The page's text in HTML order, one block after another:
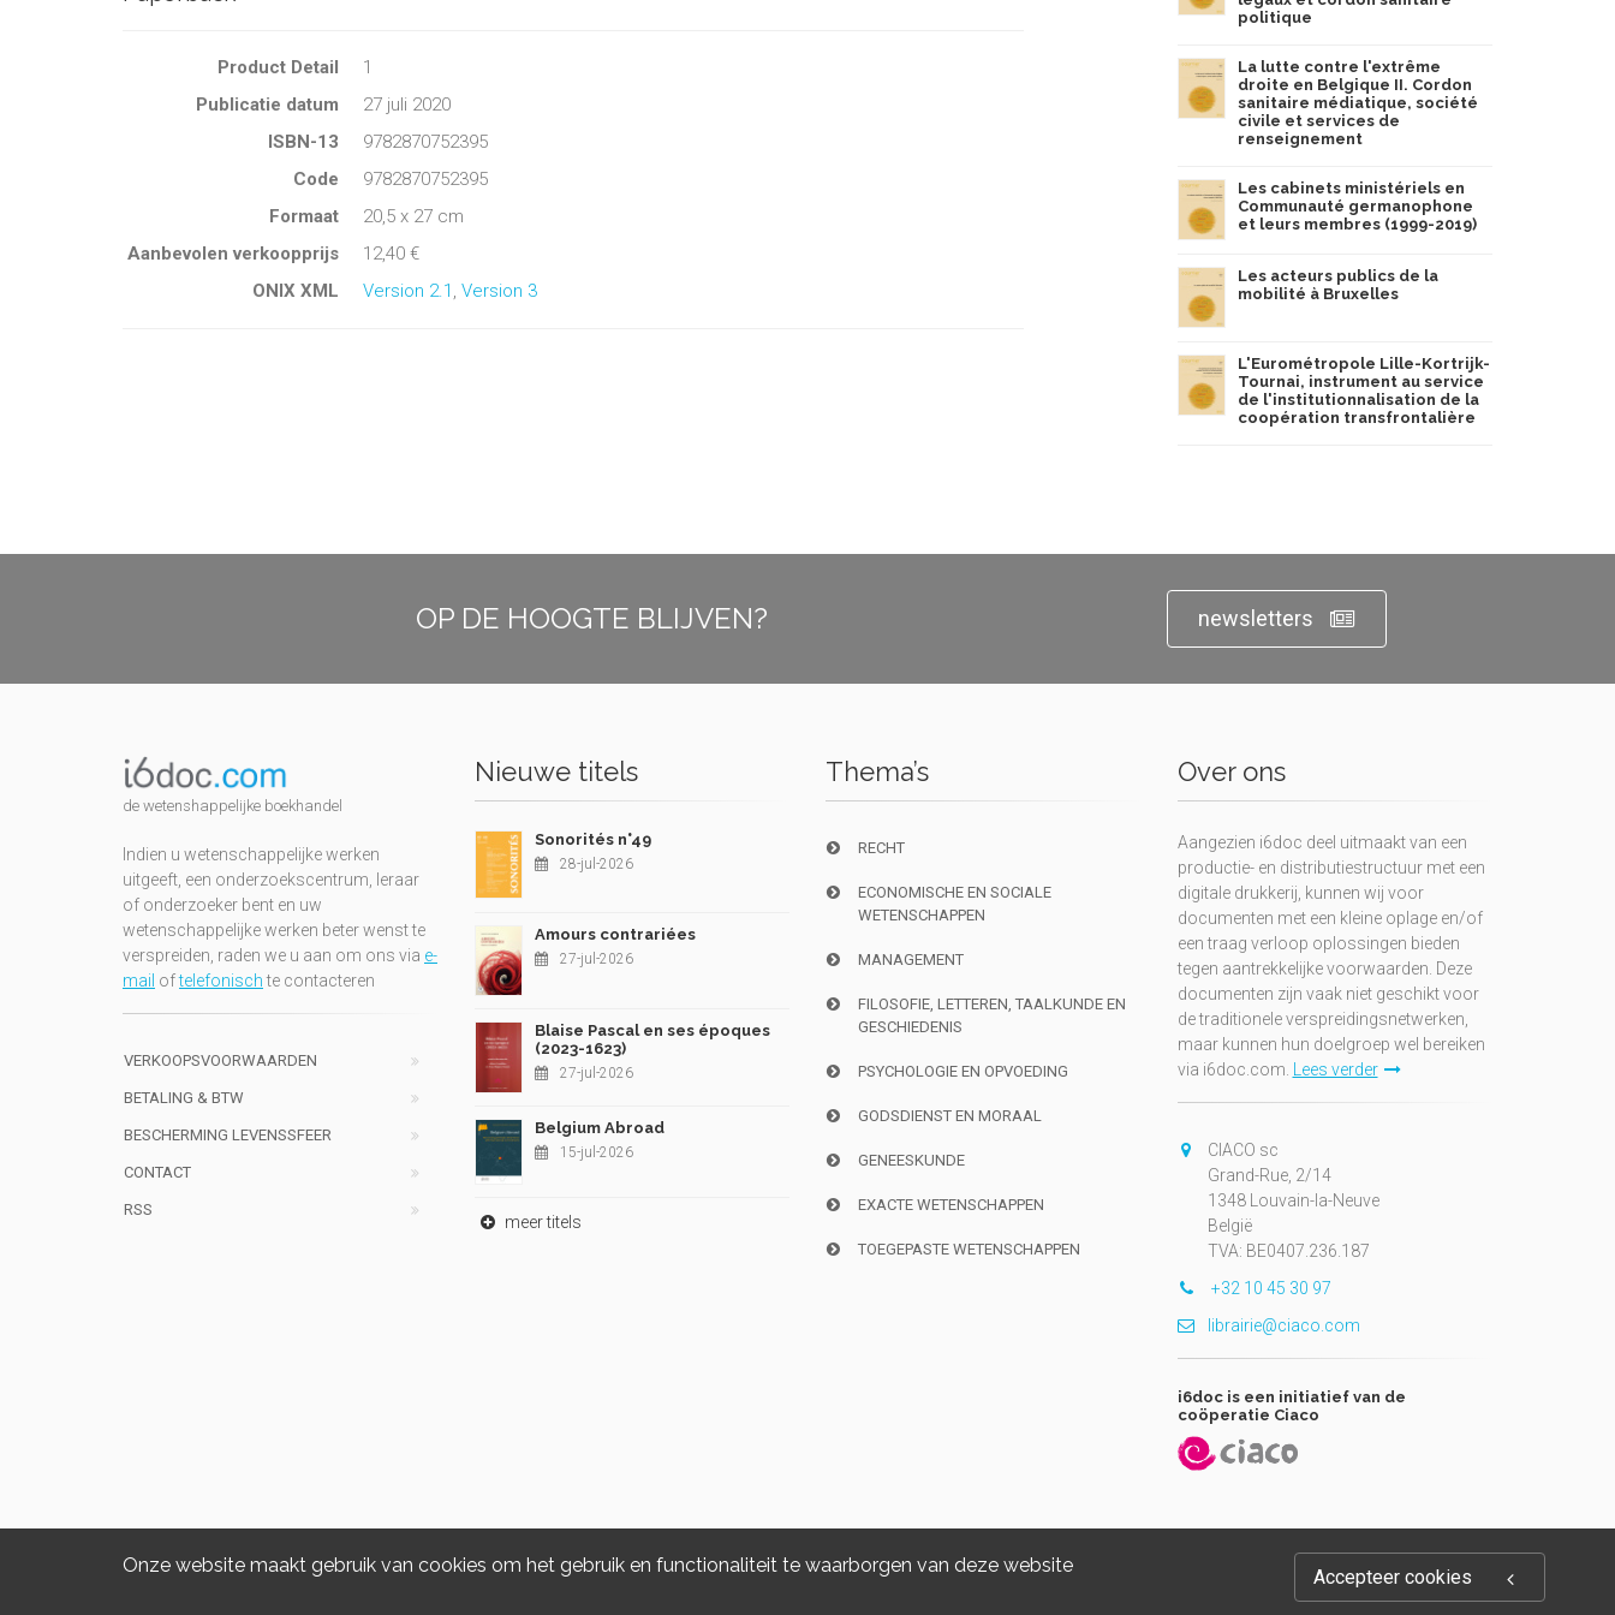
Onze website maakt gebruik van cookies om het gebruik en functionaliteit te waarborgen van deze website
Accepteer cookies
Product Detail
1
Publicatie datum
27 juli 2020
ISBN-13
9782870752395
Code
9782870752395
Formaat
20,5 x 27 cm
Aanbevolen verkoopprijs
12,40 €
ONIX XML
Version 2.1 Version 3
politique
La lutte contre l'extrême
droite en Belgique II. Cordon
sanitaire médiatique, société
civile et services de
renseignement
Les cabinets ministériels en
Communauté germanophone
et leurs membres (1999-2019)
Les acteurs publics de la
mobilité à Bruxelles
L'Eurométropole Lille-Kortrijk-
Tournai, instrument au service
de l'institutionnalisation de la
coopération transfrontalière
OP DE HOOGTE BLIJVEN? newsletters
de wetenshappelijke boekhandel
Indien u wetenschappelijke werken
uitgeeft, een onderzoekscentrum, leraar
of onderzoeker bent en uw
wetenschappelijke werken beter wenst te
verspreiden, raden we u aan om ons via e-
mail oftelefonischte contacteren
VERKOOPSVOORWAARDEN
BETALING & BTW
BESCHERMING LEVENSSFEER
CONTACT
RSS
Nieuwe titels
Sonorités n°49
28-jul-2026
Amours contrariées
27-jul-2026
Blaise Pascal en ses époques
(2023-1623)
27-jul-2026
Belgium Abroad
15-jul-2026
meer titels
Thema’s
RECHT
ECONOMISCHE EN SOCIALE
WETENSCHAPPEN
MANAGEMENT
FILOSOFIE, LETTEREN, TAALKUNDE EN
GESCHIEDENIS
PSYCHOLOGIE EN OPVOEDING
GODSDIENST EN MORAAL
GENEESKUNDE
EXACTE WETENSCHAPPEN
TOEGEPASTE WETENSCHAPPEN
Over ons
Aangezien i6doc deel uitmaakt van een
productie- en distributiestructuur met een
digitale drukkerij, kunnen wij voor
documenten met een kleine oplage en/of
een traag verloop oplossingen bieden
tegen aantrekkelijke voorwaarden. Deze
documenten zijn vaak niet geschikt voor
de traditionele verspreidingsnetwerken,
maar kunnen hun doelgroep wel bereiken
via i6doc.com. Lees verder
CIACO sc
Grand-Rue, 2/14
1348 Louvain-la-Neuve
België
TVA: BE0407.236.187
+32 10 45 30 97
librairie@ciaco.com
i6doc is een initiatief van de
coöperatie Ciaco